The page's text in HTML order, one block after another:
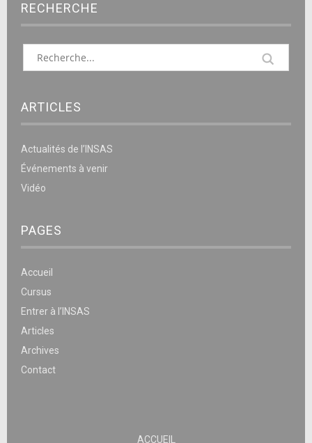
RECHERCHE
ARTICLES
Actualités de l’INSAS
Événements à venir
Vidéo
PAGES
Accueil
Cursus
Entrer à l’INSAS
Articles
Archives
Contact
ACCUEIL